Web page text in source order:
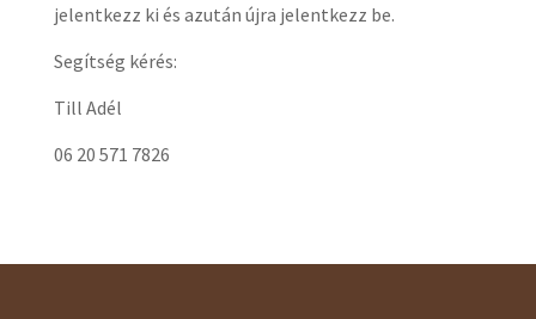
jelentkezz ki és azután újra jelentkezz be.
Segítség kérés:
Till Adél
06 20 571 7826